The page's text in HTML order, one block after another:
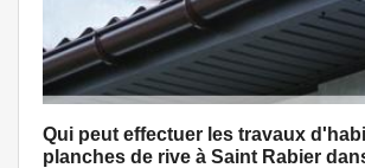
Qui peut effectuer les travaux
planches de rive à Saint Rabier